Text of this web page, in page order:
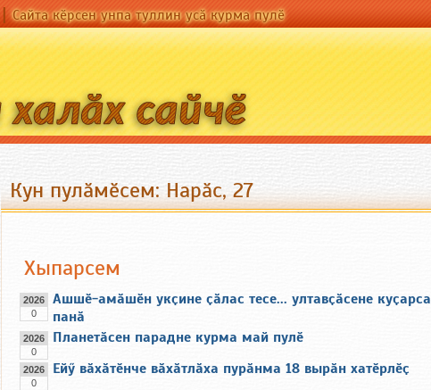
Сайта кӗрсен унпа туллин усӑ курма пулӗ
Кун пулӑмӗсем: Нарӑс, 27
Хыпарсем
2026
0
Ашшӗ-амӑшӗн укҫине ҫӑлас тесе... ултавҫӑсене куҫарса
панӑ
2026
0
Планетӑсен парадне курма май пулӗ
2026
0
Ейӳ вӑхӑтӗнче вӑхӑтлӑха пурӑнма 18 вырӑн хатӗрлӗҫ